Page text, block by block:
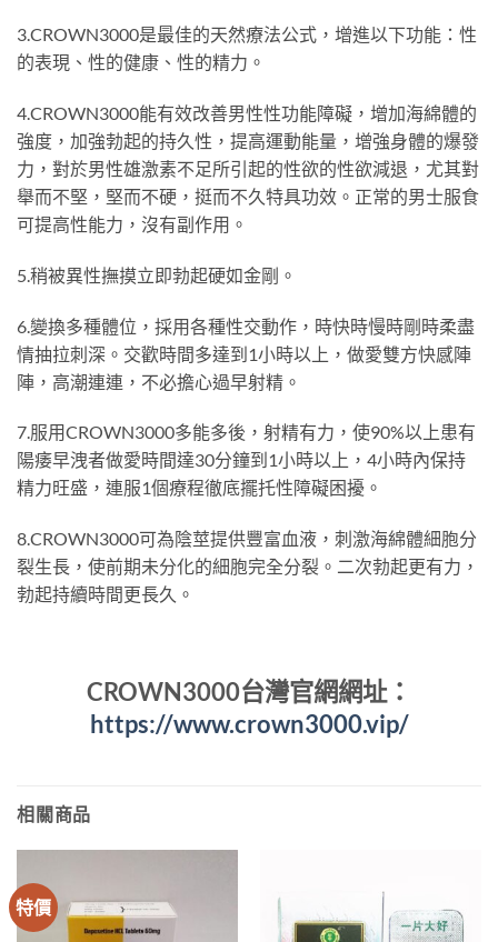
3.CROWN3000是最佳的天然療法公式，增進以下功能：性
的表現、性的健康、性的精力。
4.CROWN3000能有效改善男性性功能障礙，增加海綿體的
強度，加強勃起的持久性，提高運動能量，增強身體的爆發
力，對於男性雄激素不足所引起的性欲的性欲減退，尤其對
舉而不堅，堅而不硬，挺而不久特具功效。正常的男士服食
可提高性能力，沒有副作用。
5.稍被異性撫摸立即勃起硬如金剛。
6.變換多種體位，採用各種性交動作，時快時慢時剛時柔盡
情抽拉刺深。交歡時間多達到1小時以上，做愛雙方快感陣
陣，高潮連連，不必擔心過早射精。
7.服用CROWN3000多能多後，射精有力，使90%以上患有
陽痿早洩者做愛時間達30分鐘到1小時以上，4小時內保持
精力旺盛，連服1個療程徹底擺托性障礙困擾。
8.CROWN3000可為陰莖提供豐富血液，刺激海綿體細胞分
裂生長，使前期未分化的細胞完全分裂。二次勃起更有力，
勃起持續時間更長久。
CROWN3000台灣官網網址：
https://www.crown3000.vip/
相關商品
特價